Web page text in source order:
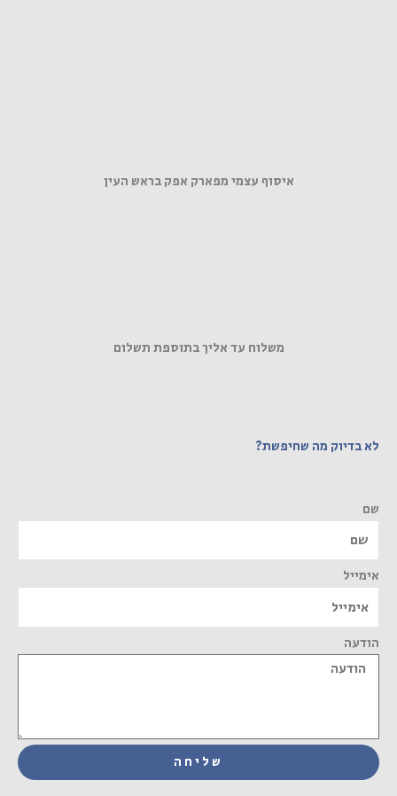
איסוף עצמי מפארק אפק בראש העין
משלוח עד אליך בתוספת תשלום
לא בדיוק מה שחיפשת?
שם
אימייל
הודעה
שליחה